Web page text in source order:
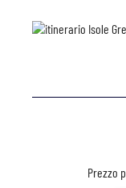
Prezzo